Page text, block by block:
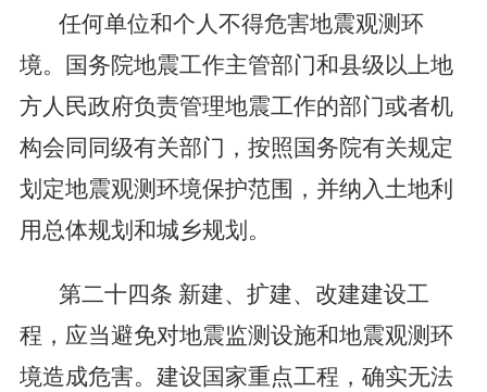
任何单位和个人不得危害地震观测环
境。国务院地震工作主管部门和县级以上地
方人民政府负责管理地震工作的部门或者机
构会同同级有关部门，按照国务院有关规定
划定地震观测环境保护范围，并纳入土地利
用总体规划和城乡规划。
第二十四条 新建、扩建、改建建设工
程，应当避免对地震监测设施和地震观测环
境造成危害。建设国家重点工程，确实无法